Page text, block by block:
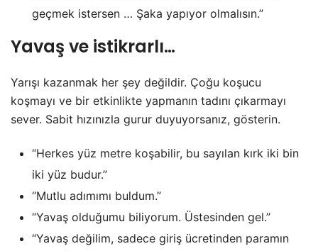
geçmek istersen … Şaka yapıyor olmalısın.”
Yavaş ve istikrarlı…
Yarışı kazanmak her şey değildir. Çoğu koşucu
koşmayı ve bir etkinlikte yapmanın tadını çıkarmayı
sever. Sabit hızınızla gurur duyuyorsanız, gösterin.
“Herkes yüz metre koşabilir, bu sayılan kırk iki bin
iki yüz budur.”
“Mutlu adımımı buldum.”
“Yavaş olduğumu biliyorum. Üstesinden gel.”
“Yavaş değilim, sadece giriş ücretinden paramın